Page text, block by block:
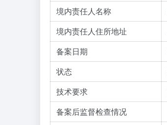
境内责任人名称
境内责任人住所地址
备案日期
状态
技术要求
备案后监督检查情况